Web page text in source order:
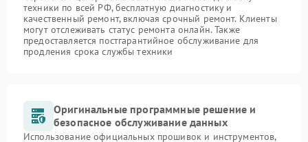
техники по всей РФ, бесплатную диагностику и
качественный ремонт, включая срочный ремонт. Клиенты
могут отслеживать статус ремонта онлайн. Также
предоставляется постгарантийное обслуживание для
продления срока службы техники
Оригинальные программные решение и
безопасное обслуживание данных
Использование официальных прошивок и инструментов,